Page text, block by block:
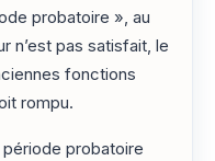
probatoire », au
n’est pas satisfait, le
fonctions
rompu.
période probatoire